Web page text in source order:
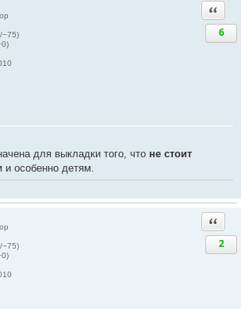
−75)
сообщение
6
для выкладки того, что не стоит
и особенно детям.
−75)
2